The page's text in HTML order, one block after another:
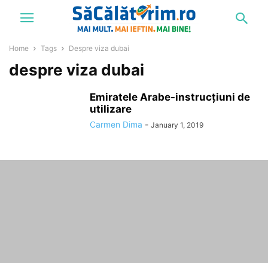
Home Tags Despre viza dubai
despre viza dubai
Emiratele Arabe-instrucțiuni de
utilizare
Carmen Dima - January 1, 2019